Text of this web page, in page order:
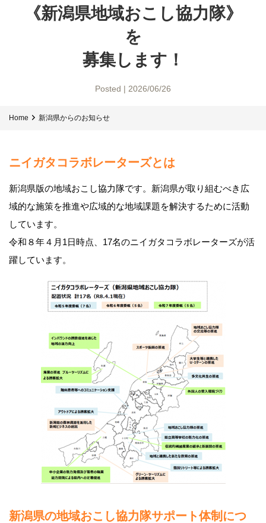
《新潟県地域おこし協力隊》
を
募集します！
Posted | 2026/06/26
Home 新潟県からのお知らせ
ニイガタコラボレーターズとは
新潟県版の地域おこし協力隊です。新潟県が取り組むべき広
域的な施策を推進や広域的な地域課題を解決するために活動
しています。
令和８年４月1日時点、17名のニイガタコラボレーターズが活
躍しています。
新潟県の地域おこし協力隊サポート体制につ